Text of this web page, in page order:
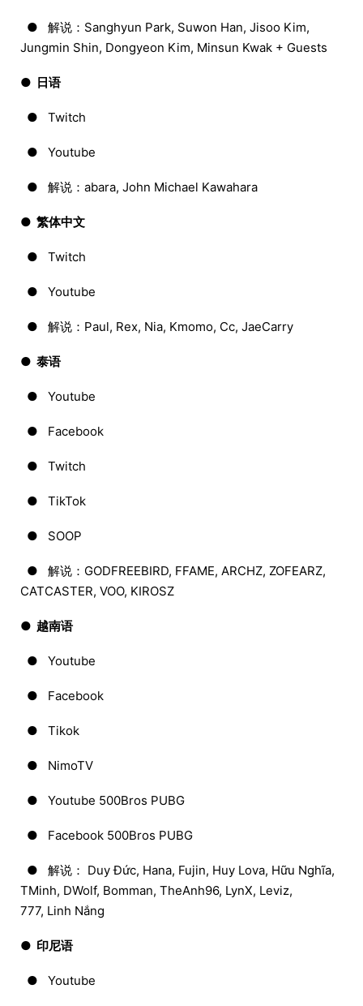
● 解说：Sanghyun Park, Suwon Han, Jisoo Kim,
Jungmin Shin, Dongyeon Kim, Minsun Kwak + Guests
● 日语
● Twitch
● Youtube
● 解说：abara, John Michael Kawahara
● 繁体中文
● Twitch
● Youtube
● 解说：Paul, Rex, Nia, Kmomo, Cc, JaeCarry
● 泰语
● Youtube
● Facebook
● Twitch
● TikTok
● SOOP
● 解说：GODFREEBIRD, FFAME, ARCHZ, ZOFEARZ,
CATCASTER, VOO, KIROSZ
● 越南语
● Youtube
● Facebook
● Tikok
● NimoTV
● Youtube 500Bros PUBG
● Facebook 500Bros PUBG
● 解说： Duy Đức, Hana, Fujin, Huy Lova, Hữu Nghĩa,
TMinh, DWolf, Bomman, TheAnh96, LynX, Leviz,
777, Linh Nắng
● 印尼语
● Youtube